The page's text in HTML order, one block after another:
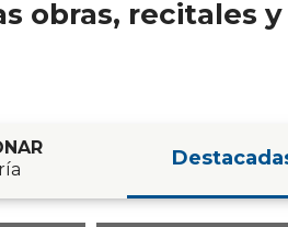
obras, recitales